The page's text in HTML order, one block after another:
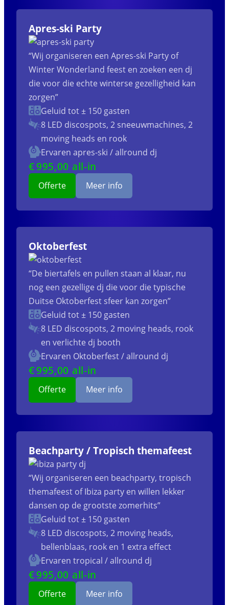
Apres-ski Party
“Wij organiseren een Apres-ski Party of
Winter Wonderland feest en zoeken een dj
die voor die echte winterse gezelligheid kan
zorgen”
Geluid tot ± 150 gasten
8 LED discospots, 2 sneeuwmachines, 2
moving heads en rook
Ervaren apres-ski / allround dj
€995,00 all-in
Offerte Meer info
Oktoberfest
“De biertafels en pullen staan al klaar, nu
nog een gezellige dj die voor die typische
Duitse Oktoberfest sfeer kan zorgen”
Geluid tot ± 150 gasten
8 LED discospots, 2 moving heads, rook
en verlichte dj booth
Ervaren Oktoberfest / allround dj
€995,00 all-in
Offerte Meer info
Beachparty / Tropisch themafeest
“Wij organiseren een beachparty, tropisch
themafeest of Ibiza party en willen lekker
dansen op de grootste zomerhits”
Geluid tot ± 150 gasten
8 LED discospots, 2 moving heads,
bellenblaas, rook en 1 extra effect
Ervaren tropical / allround dj
€995,00 all-in
Offerte Meer info